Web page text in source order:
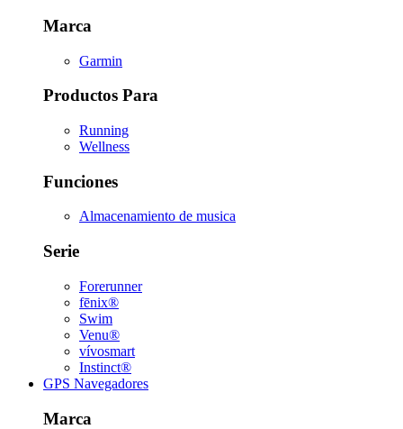
Marca
Garmin
Productos Para
Running
Wellness
Funciones
Almacenamiento de musica
Serie
Forerunner
fēnix®
Swim
Venu®
vívosmart
Instinct®
GPS Navegadores
Marca